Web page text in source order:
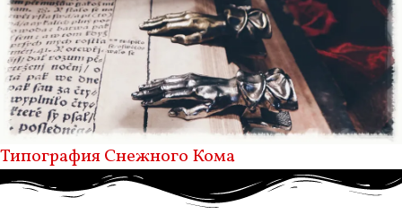
Типография Снежного Кома